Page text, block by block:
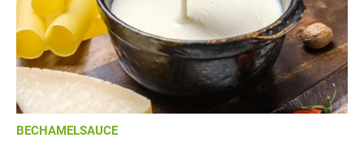
BECHAMELSAUCE